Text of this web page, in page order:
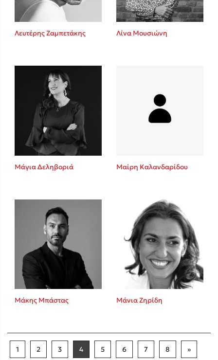
Λευτέρης Ζαμπετάκης Λίνα Μουσιώνη
Μάγια Δεληβοριά Μαίρη Καλανδαρίδου
Μάκης Μπάστας Μάνια Ζηρίδη
1 2 3 4 5 6 7 8 »